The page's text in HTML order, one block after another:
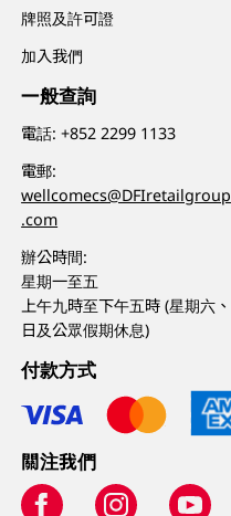
牌照及許可證
加入我們
一般查詢
電話:+852 2299 1133
電郵:
wellcomecs@DFIretailgroup
.com
辦公時間:
星期一至五
上午九時至下午五時 (星期六、
日及公眾假期休息)
付款方式
關注我們